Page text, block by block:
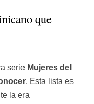
que
serie Mujeres del
. Esta lista es
la era